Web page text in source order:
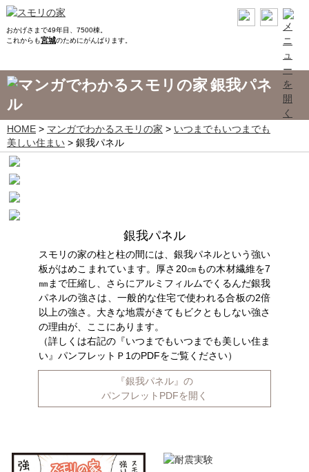
おかげさまで49年目、7500棟。
これからも宮城のためにがんばります。
銀我パネ
ル
HOME > マンガでわかるスモリの家 > いつまでもいつまでも
美しい住まい > 銀我パネル
銀我パネル
スモリの家の柱と柱の間には、銀我パネルという強い
板がはめこまれています。厚さ20㎝もの木材繊維を7
㎜まで圧縮し、さらにアルミフィルムでくるんだ銀我
パネルの強さは、一般的な住宅で使われる合板の2倍
以上の強さ。大きな地震がきてもビクともしない強さ
の理由が、ここにあります。
（詳しくは右記の『いつまでもいつまでも美しい住ま
い』パンフレットＰ1のPDFをご覧ください）
『銀我パネル』の
パンフレットPDFを開く